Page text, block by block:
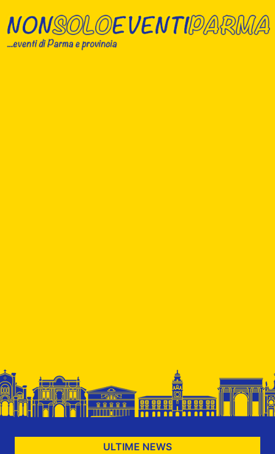
ULTIME NEWS